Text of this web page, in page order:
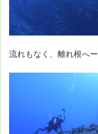
流れもなく、離れ根へー